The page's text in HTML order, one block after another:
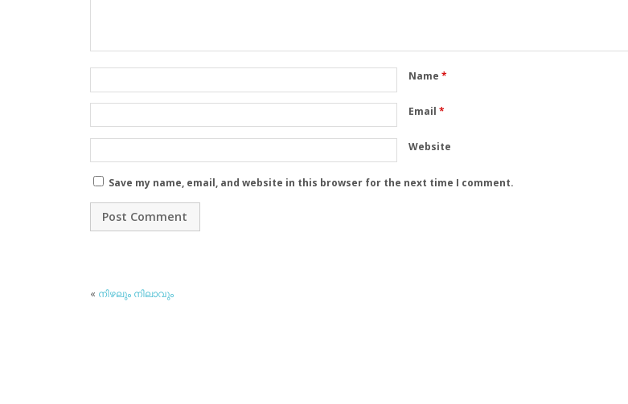
Name *
Email *
Website
Save my name, email, and website in this browser for the next time I comment.
« നിഴലും നിലാവും